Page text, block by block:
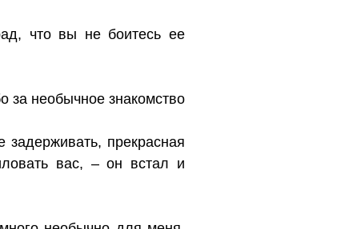
что вы не боитесь ее
за необычное знакомство
прекрасная
вас, – он встал и